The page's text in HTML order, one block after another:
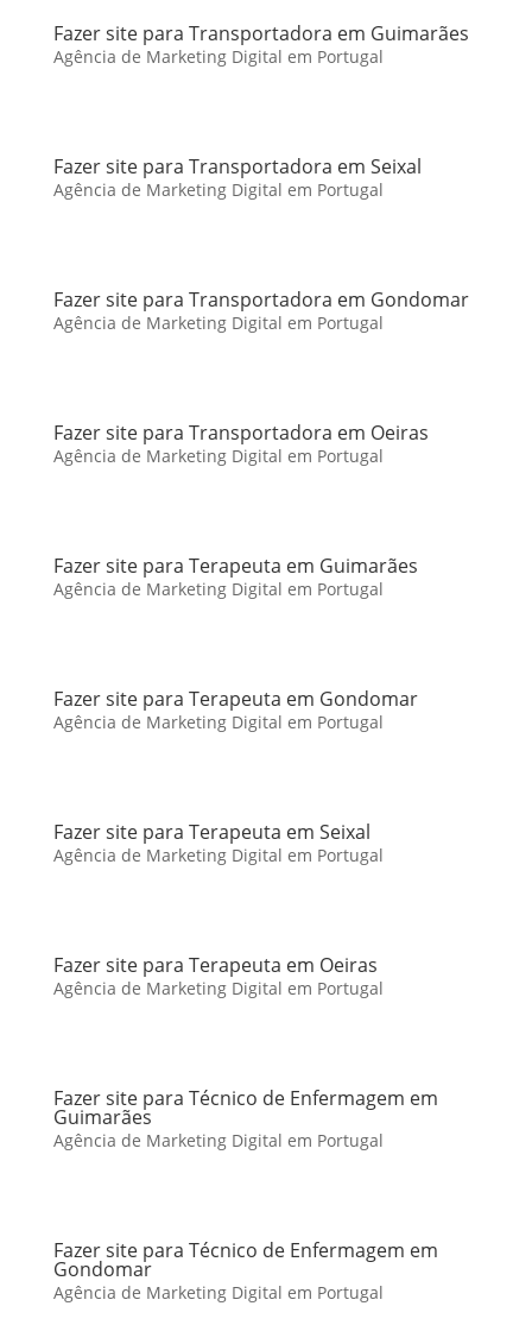
Fazer site para Transportadora em Guimarães
Agência de Marketing Digital em Portugal
Fazer site para Transportadora em Seixal
Agência de Marketing Digital em Portugal
Fazer site para Transportadora em Gondomar
Agência de Marketing Digital em Portugal
Fazer site para Transportadora em Oeiras
Agência de Marketing Digital em Portugal
Fazer site para Terapeuta em Guimarães
Agência de Marketing Digital em Portugal
Fazer site para Terapeuta em Gondomar
Agência de Marketing Digital em Portugal
Fazer site para Terapeuta em Seixal
Agência de Marketing Digital em Portugal
Fazer site para Terapeuta em Oeiras
Agência de Marketing Digital em Portugal
Fazer site para Técnico de Enfermagem em
Guimarães
Agência de Marketing Digital em Portugal
Fazer site para Técnico de Enfermagem em
Gondomar
Agência de Marketing Digital em Portugal